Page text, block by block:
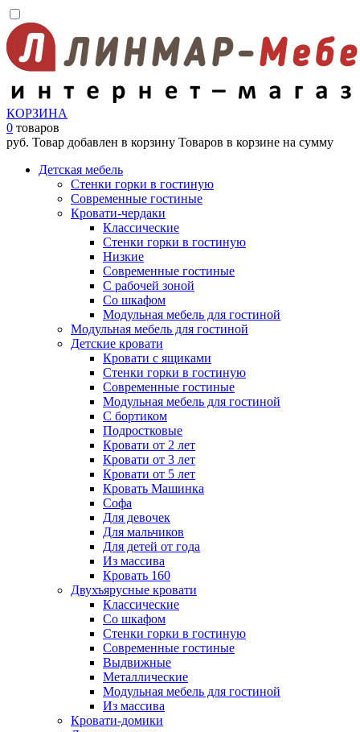
КОРЗИНА
0 товаров
руб. Товар добавлен в корзину Товаров в корзине на сумму
Детская мебель
Стенки горки в гостиную
Современные гостиные
Кровати-чердаки
Классические
Стенки горки в гостиную
Низкие
Современные гостиные
С рабочей зоной
Со шкафом
Модульная мебель для гостиной
Модульная мебель для гостиной
Детские кровати
Кровати с ящиками
Стенки горки в гостиную
Современные гостиные
Модульная мебель для гостиной
С бортиком
Подростковые
Кровати от 2 лет
Кровати от 3 лет
Кровати от 5 лет
Кровать Машинка
Софа
Для девочек
Для мальчиков
Для детей от года
Из массива
Кровать 160
Двухъярусные кровати
Классические
Со шкафом
Стенки горки в гостиную
Современные гостиные
Выдвижные
Металлические
Модульная мебель для гостиной
Из массива
Кровати-домики